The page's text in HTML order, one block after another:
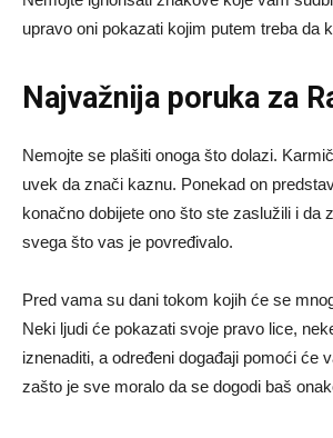
upravo oni pokazati kojim putem treba da
Najvažnija poruka za
Nemojte se plašiti onoga što dolazi.
uvek da znači kaznu. Ponekad on
konačno dobijete ono što ste zaslužili i da
svega što vas je povređivalo.
Pred vama su dani tokom kojih će se
Neki ljudi će pokazati svoje pravo lice,
iznenaditi, a određeni događaji pomoći će
zašto je sve moralo da se dogodi baš